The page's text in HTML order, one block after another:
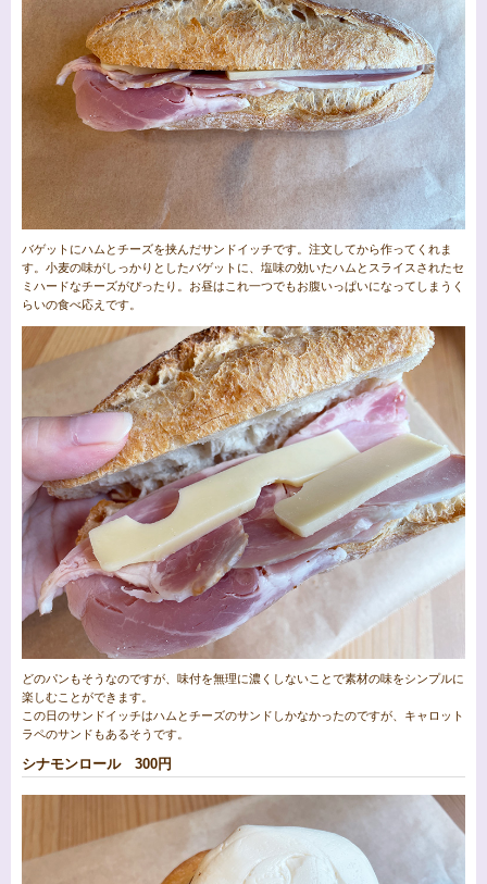
バゲットにハムとチーズを挟んだサンドイッチです。注文してから作ってくれま
す。小麦の味がしっかりとしたバゲットに、塩味の効いたハムとスライスされたセ
ミハードなチーズがぴったり。お昼はこれ一つでもお腹いっぱいになってしまうく
らいの食べ応えです。
どのパンもそうなのですが、味付を無理に濃くしないことで素材の味をシンプルに
楽しむことができます。
この日のサンドイッチはハムとチーズのサンドしかなかったのですが、キャロット
ラペのサンドもあるそうです。
シナモンロール 300円